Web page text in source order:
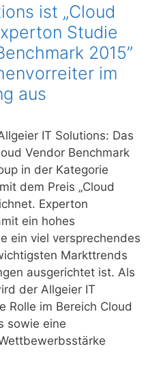
ist „Cloud
Studie
2015”
im
aus
IT Solutions: Das
Vendor Benchmark
in der Kategorie
dem Preis „Cloud
Experton
ein hohes
ein viel versprechendes
Markttrends
ausgerichtet ist. Als
der Allgeier IT
Rolle im Bereich Cloud
sowie eine